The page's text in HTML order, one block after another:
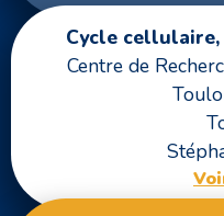
Cycle
Centre de